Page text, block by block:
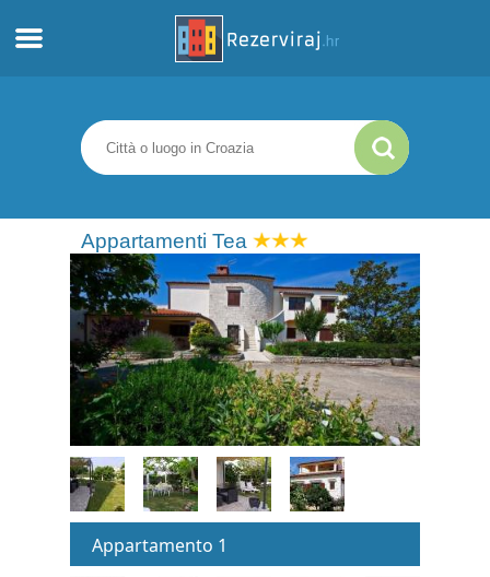
Appartamenti
Informazioni turistiche
Spiagge
webcams
Incontra Croazia
Appartamenti Tea
Appartamento 1